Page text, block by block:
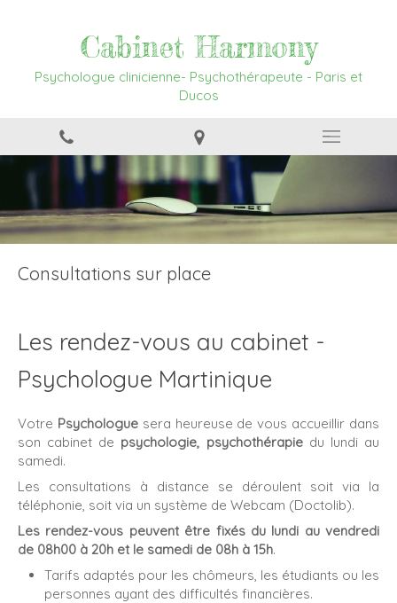
Cabinet Harmony
Psychologue clinicienne- Psychothérapeute - Paris et
Ducos
Consultations sur place
Les rendez-vous au cabinet -
Psychologue Martinique
Votre Psychologuesera heureuse de vous accueillir dans
son cabinet de psychologie, psychothérapiedu lundi au
samedi.
Les consultations à distance se déroulent soit via la
téléphonie, soit via un système de Webcam (Doctolib).
Les rendez-vous peuvent être fixés du lundi au vendredi
de 08h00 à 20h et le samedi de 08h à 15h.
Tarifs adaptés pour les chômeurs, les étudiants ou les
personnes ayant des difficultés financières.